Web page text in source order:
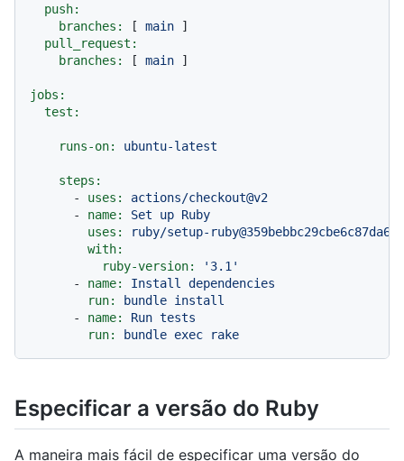
push:
branches:
[ main ]
pull_request:
branches:
[ main ]
jobs:
test:
runs-on: ubuntu-latest
steps:
-
uses:
actions/checkout@v2
-
name: Set up Ruby
uses:
ruby/setup-
with:
ruby-version:
'3.1'
-
name: Install
dependencies
run:
bundle install
-
name: Run tests
run:
bundle exec rake
Especificar a versão do Ruby
A maneira mais fácil de especificar uma versão do